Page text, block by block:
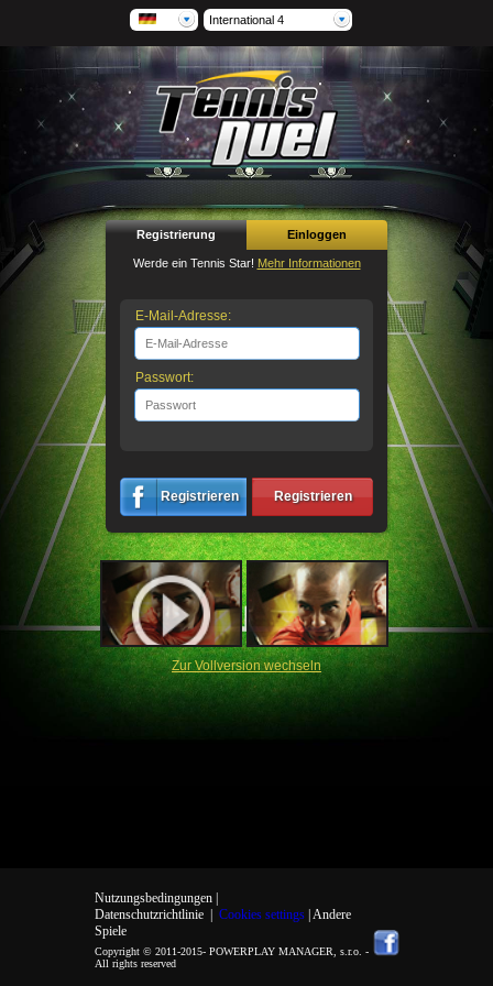
International 4
Registrierung Einloggen
Werde ein Tennis Star! Mehr Informationen
E-Mail-Adresse:
Passwort:
Registrieren Registrieren
Zur Vollversion wechseln
Nutzungsbedingungen |
Datenschutzrichtlinie| Cookies settings | Andere
Spiele
Copyright © 2011-2015- POWERPLAY MANAGER, s.r.o. -
All rights reserved